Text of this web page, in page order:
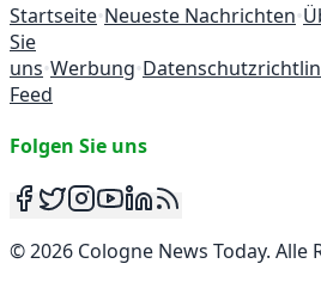
Startseite•Neueste Nachrichten•
Sie
uns•Werbung•
Feed
Folgen Sie uns
©2026 Cologne News Today. Alle